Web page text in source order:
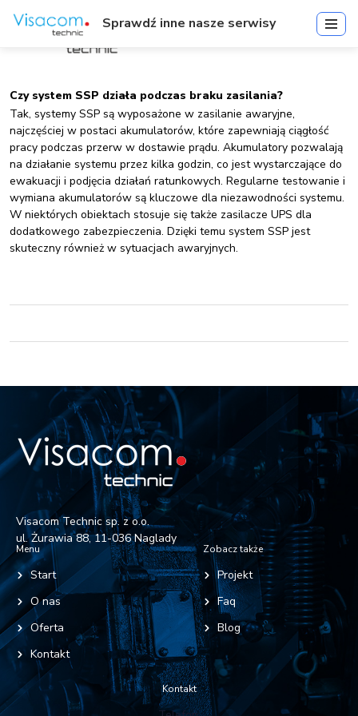
Czy system SSP działa podczas braku zasilania?
Tak, systemy SSP są wyposażone w zasilanie awaryjne,
najczęściej w postaci akumulatorów, które zapewniają ciągłość
pracy podczas przerw w dostawie prądu. Akumulatory pozwalają
na działanie systemu przez kilka godzin, co jest wystarczające do
ewakuacji i podjęcia działań ratunkowych. Regularne testowanie i
wymiana akumulatorów są kluczowe dla niezawodności systemu.
W niektórych obiektach stosuje się także zasilacze UPS dla
dodatkowego zabezpieczenia. Dzięki temu system SSP jest
skuteczny również w sytuacjach awaryjnych.
Visacom Technic sp. z o.o.
ul. Żurawia 88, 11-036 Naglady
Menu
Start
O nas
Oferta
Kontakt
Zobacz także
Projekt
Faq
Blog
Kontakt
Sprawdź inne nasze serwisy